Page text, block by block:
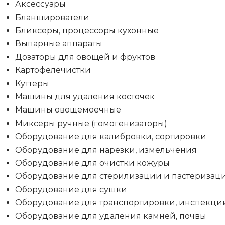
Аксессуары
Бланширователи
Бликсеры, процессоры кухонные
Выпарные аппараты
Дозаторы для овощей и фруктов
Картофелечистки
Куттеры
Машины для удаления косточек
Машины овощемоечные
Миксеры ручные (гомогенизаторы)
Оборудование для калибровки, сортировки
Оборудование для нарезки, измельчения
Оборудование для очистки кожуры
Оборудование для стерилизации и
Оборудование для сушки
Оборудование для транспортировки,
Оборудование для удаления камней, почвы